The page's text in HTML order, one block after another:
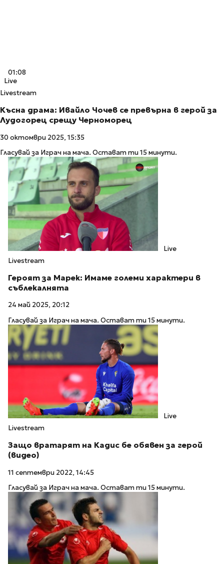
01:08
Live
Livestream
Късна драма: Ивайло Чочев се превърна в герой за
Лудогорец срещу Черноморец
30 октомври 2025, 15:35
Гласувай за Играч на мача. Остават ти 15 минути.
Live
Livestream
Героят за Марек: Имаме големи характери в
съблекалнята
24 май 2025, 20:12
Гласувай за Играч на мача. Остават ти 15 минути.
Live
Livestream
Защо вратарят на Кадис бе обявен за герой
(видео)
11 септември 2022, 14:45
Гласувай за Играч на мача. Остават ти 15 минути.